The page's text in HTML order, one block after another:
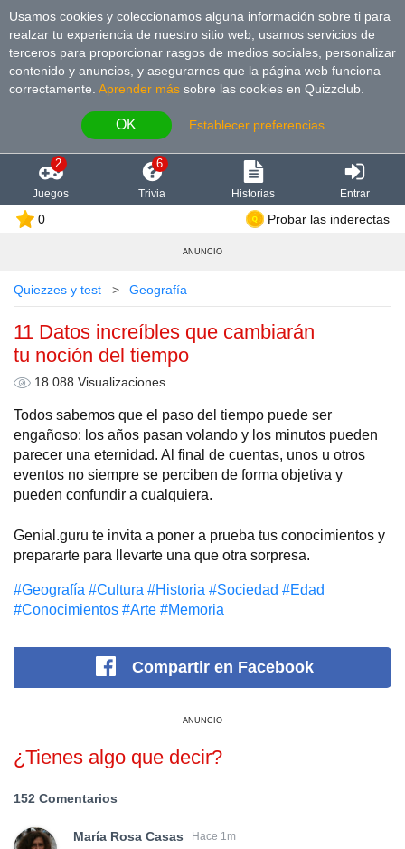
Usamos cookies y coleccionamos alguna información sobre ti para
realzar tu experiencia de nuestro sitio web; usamos servicios de
terceros para proporcionar rasgos de medios sociales, personalizar
contenido y anuncios, y asegurarnos que la página web funciona
correctamente. Aprender más sobre las cookies en Quizzclub.
OK Establecer preferencias
2
Juegos
6
Trivia Historias Entrar
0 Probar las inderectas
ANUNCIO
Quiezzes y test Geografía
11 Datos increíbles que cambiarán
tu noción del tiempo
18.088 Visualizaciones
Todos sabemos que el paso del tiempo puede ser
engañoso: los años pasan volando y los minutos pueden
parecer una eternidad. Al final de cuentas, unos u otros
eventos no siempre se perciben de forma objetiva y
pueden confundir a cualquiera.
Genial.guru te invita a poner a prueba tus conocimientos y
prepararte para llevarte una que otra sorpresa.
#Geografía #Cultura #Historia #Sociedad #Edad
#Conocimientos #Arte #Memoria
Compartir en Facebook
ANUNCIO
¿Tienes algo que decir?
152 Comentarios
María Rosa Casas Hace 1m